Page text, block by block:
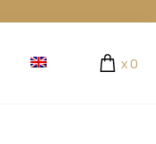
x 0